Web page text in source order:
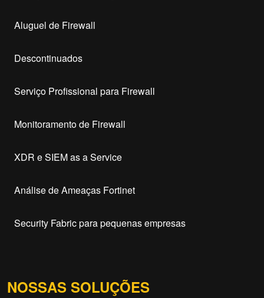
Aluguel de Firewall
Descontinuados
Serviço Profissional para Firewall
Monitoramento de Firewall
XDR e SIEM as a Service
Análise de Ameaças Fortinet
Security Fabric para pequenas empresas
NOSSAS SOLUÇÕES